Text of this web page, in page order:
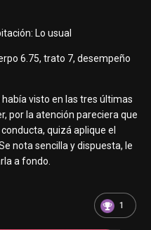
Lo usual
6.75, trato 7, desempeño
visto en las tres últimas
por la atención pareciera que
quizá aplique el
nota sencilla y dispuesta, le
a fondo.
1